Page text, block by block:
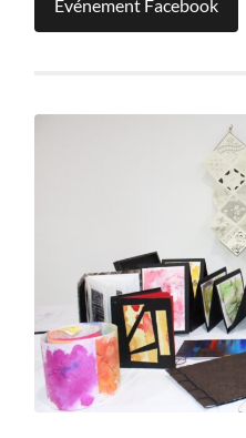
Événement Facebook